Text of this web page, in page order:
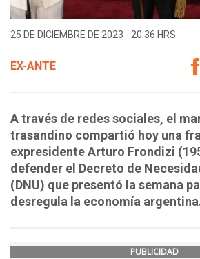
25 DE DICIEMBRE DE 2023 - 20:36 HRS.
EX-ANTE
A través de redes sociales, el
trasandino compartió hoy una
expresidente Arturo Frondizi
defender el Decreto de
(DNU) que presentó la semana
desregula la economía
PUBLICIDAD